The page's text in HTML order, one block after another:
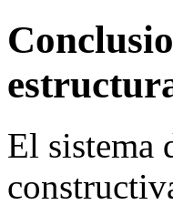
El sistema